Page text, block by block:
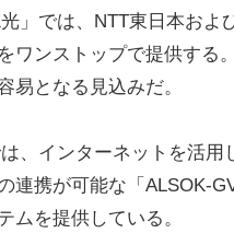
」では、NTT東日本およ
ワンストップで提供する
易となる見込みだ。
、インターネットを活用
連携が可能な「ALSOK-
ムを提供している。